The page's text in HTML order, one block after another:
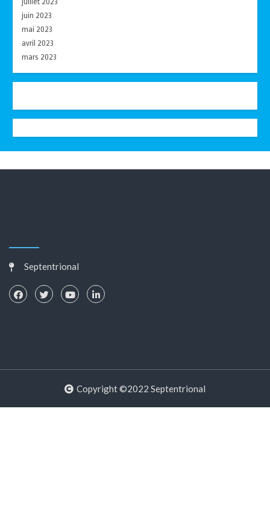
juin 2023
mai 2023
avril 2023
mars 2023
Septentrional
Copyright ©2022 Septentrional